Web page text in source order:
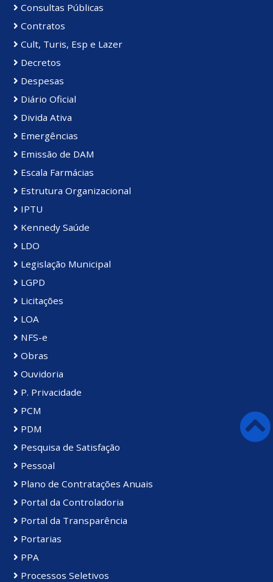
Consultas Públicas
Contratos
Cult, Turis, Esp e Lazer
Decretos
Despesas
Diário Oficial
Divida Ativa
Emergências
Emissão de DAM
Escala Farmácias
Estrutura Organizacional
IPTU
Kennedy Saúde
LDO
Legislação Municipal
LGPD
Licitações
LOA
NFS-e
Obras
Ouvidoria
P. Privacidade
PCM
PDM
Pesquisa de Satisfação
Pessoal
Plano de Contratações Anuais
Portal da Controladoria
Portal da Transparência
Portarias
PPA
Processos Seletivos